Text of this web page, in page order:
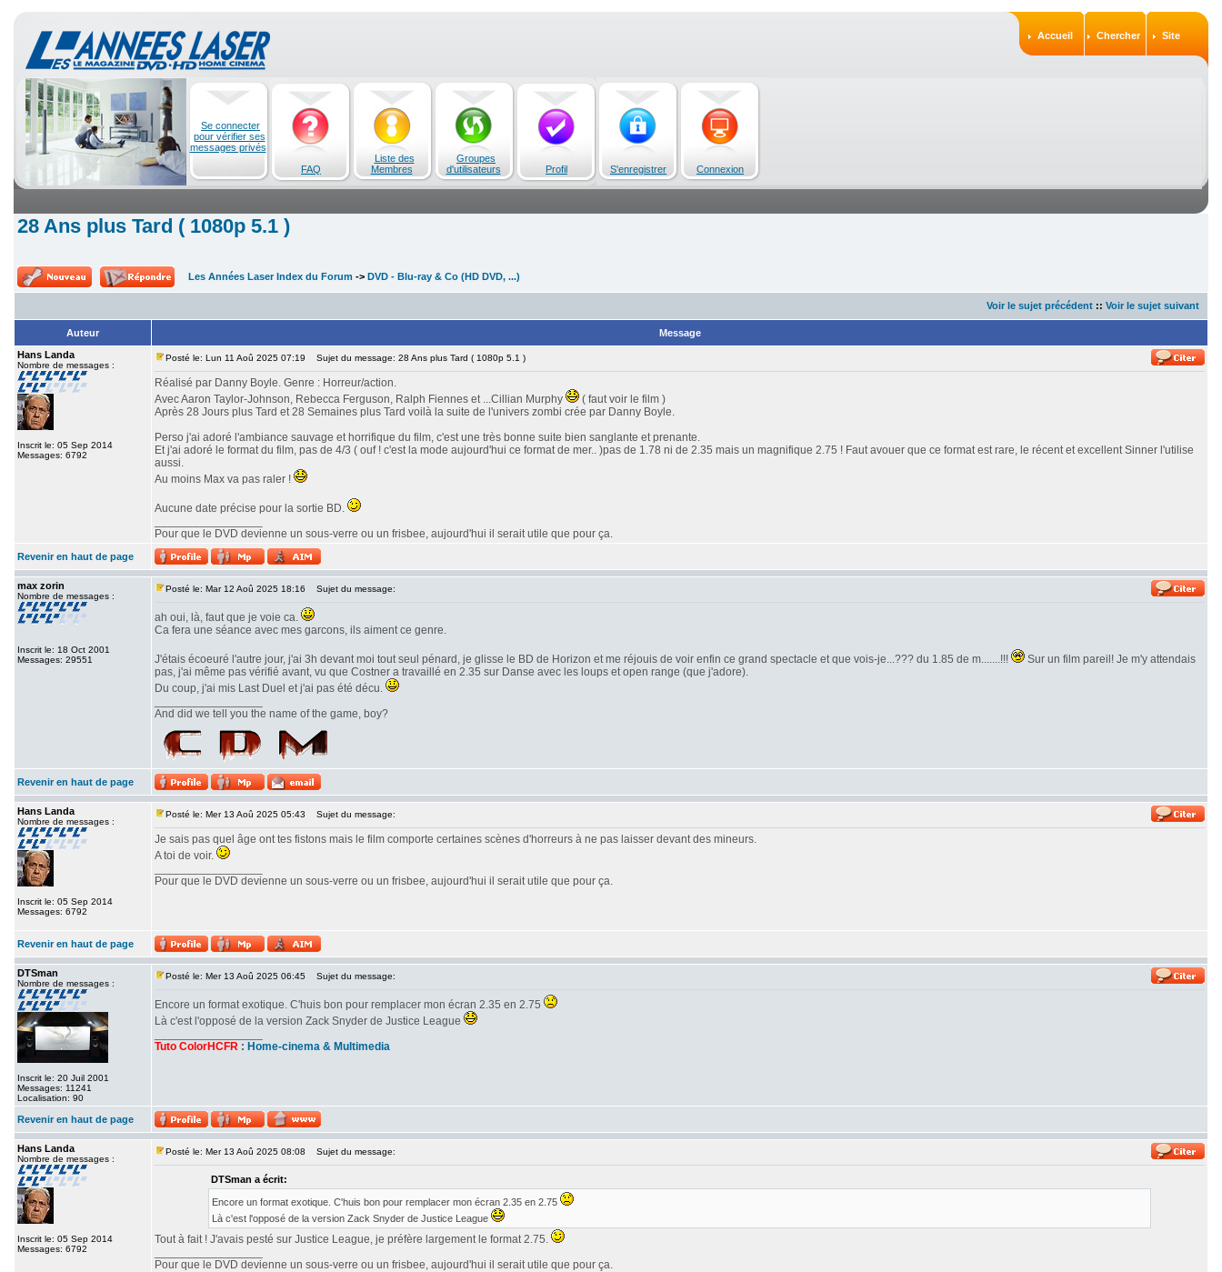
Accueil Chercher Site
Se connecter
pour vérifier ses
messages privés
FAQ
Liste des
Membres
Groupes
d'utilisateurs
Profil S'enregistrer Connexion
28 Ans plus Tard ( 1080p 5.1 )
Les Années Laser Index du Forum -> DVD - Blu-ray & Co (HD DVD, ...)
Voir le sujet précédent :: Voir le sujet suivant
Auteur
Message
Hans Landa
Nombre de messages :
Inscrit le: 05 Sep 2014
Messages: 6792
Posté le: Lun 11 Aoû 2025 07:19 Sujet du message: 28 Ans plus Tard ( 1080p 5.1 )
Réalisé par Danny Boyle. Genre : Horreur/action.
Avec Aaron Taylor-Johnson, Rebecca Ferguson, Ralph Fiennes et ...Cillian Murphy
( faut voir le film )
Après 28 Jours plus Tard et 28 Semaines plus Tard voilà la suite de l'univers zombi crée par Danny Boyle.
Perso j'ai adoré l'ambiance sauvage et horrifique du film, c'est une très bonne suite bien sanglante et prenante.
Et j'ai adoré le format du film, pas de 4/3 ( ouf ! c'est la mode aujourd'hui ce format de mer.. )pas de 1.78 ni de 2.35 mais un magnifique 2.75 ! Faut avouer que ce format est rare, le récent et excellent Sinner l'utilise
aussi.
Au moins Max va pas raler !
Aucune date précise pour la sortie BD.
Pour que le DVD devienne un sous-verre ou un frisbee, aujourd'hui il serait utile que pour ça.
Revenir en haut de page
max zorin
Nombre de messages :
Inscrit le: 18 Oct 2001
Messages: 29551
Posté le: Mar 12 Aoû 2025 18:16 Sujet du message:
ah oui, là, faut que je voie ca.
Ca fera une séance avec mes garcons, ils aiment ce genre.
J'étais écoeuré l'autre jour, j'ai 3h devant moi tout seul pénard, je glisse le BD de Horizon et me réjouis de voir enfin ce grand spectacle et que vois-je...??? du 1.85 de m.......!!!
Sur un film pareil! Je m'y attendais
pas, j'ai même pas vérifié avant, vu que Costner a travaillé en 2.35 sur Danse avec les loups et open range (que j'adore).
Du coup, j'ai mis Last Duel et j'ai pas été décu.
And did we tell you the name of the game, boy?
Revenir en haut de page
Hans Landa
Nombre de messages :
Inscrit le: 05 Sep 2014
Messages: 6792
Posté le: Mer 13 Aoû 2025 05:43 Sujet du message:
Je sais pas quel âge ont tes fistons mais le film comporte certaines scènes d'horreurs à ne pas laisser devant des mineurs.
A toi de voir.
Pour que le DVD devienne un sous-verre ou un frisbee, aujourd'hui il serait utile que pour ça.
Revenir en haut de page
DTSman
Nombre de messages :
Inscrit le: 20 Juil 2001
Messages: 11241
Localisation: 90
Posté le: Mer 13 Aoû 2025 06:45 Sujet du message:
Encore un format exotique. C'huis bon pour remplacer mon écran 2.35 en 2.75
Là c'est l'opposé de la version Zack Snyder de Justice League
Tuto ColorHCFR : Home-cinema & Multimedia
Revenir en haut de page
Hans Landa
Nombre de messages :
Inscrit le: 05 Sep 2014
Messages: 6792
Posté le: Mer 13 Aoû 2025 08:08 Sujet du message:
DTSman a écrit:
Encore un format exotique. C'huis bon pour remplacer mon écran 2.35 en 2.75
Là c'est l'opposé de la version Zack Snyder de Justice League
Tout à fait ! J'avais pesté sur Justice League, je préfère largement le format 2.75.
Pour que le DVD devienne un sous-verre ou un frisbee, aujourd'hui il serait utile que pour ça.